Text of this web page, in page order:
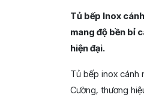
Tủ bếp Inox
mang độ bền bỉ
hiện đại.
Tủ bếp inox cánh
Cường, thương